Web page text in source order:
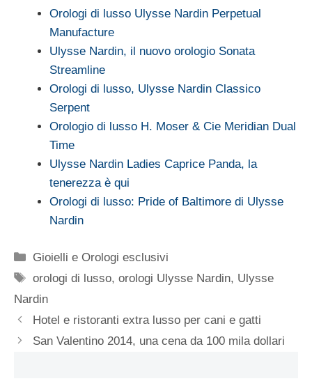
Orologi di lusso Ulysse Nardin Perpetual
Manufacture
Ulysse Nardin, il nuovo orologio Sonata
Streamline
Orologi di lusso, Ulysse Nardin Classico
Serpent
Orologio di lusso H. Moser & Cie Meridian Dual
Time
Ulysse Nardin Ladies Caprice Panda, la
tenerezza è qui
Orologi di lusso: Pride of Baltimore di Ulysse
Nardin
Categorie
Gioielli e Orologi esclusivi
Tag
orologi di lusso,orologi Ulysse Nardin, Ulysse
Nardin
Hotel e ristoranti extra lusso per cani e gatti
San Valentino 2014, una cena da 100 mila dollari